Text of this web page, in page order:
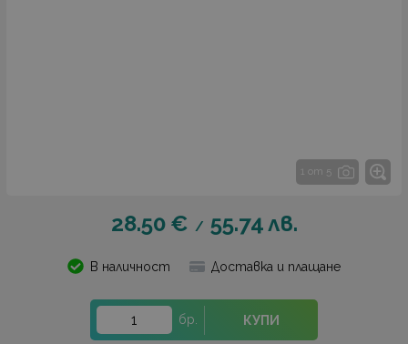
1 от 5
28.50 € / 55.74лв.
В наличност Доставка и плащане
бр. КУПИ